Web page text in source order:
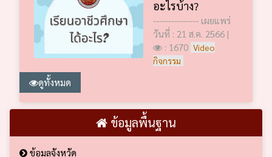
อะไรบ้าง?
--------------- เผยแพร่
วันที่ : 21 ส.ค. 2566 |
: 1670 Video
กิจกรรม
ดูทั้งหมด
ข้อมูลพื้นฐาน
ข้อมูลจังหวัด